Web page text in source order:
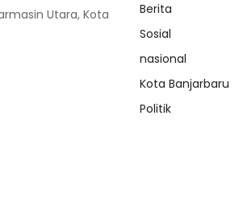
Utara, Kota
Berita
Sosial
nasional
Kota Banjarbaru
Politik